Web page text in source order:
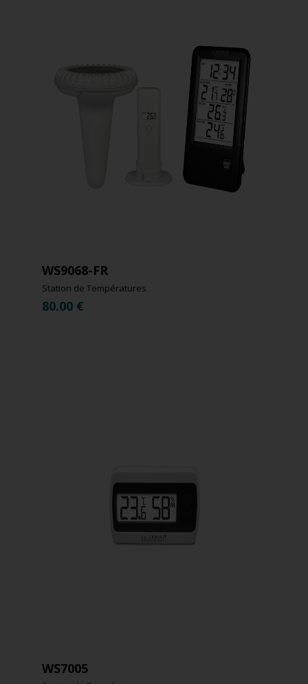
WS9068-FR
Station de Températures
80.00 €
WS7005